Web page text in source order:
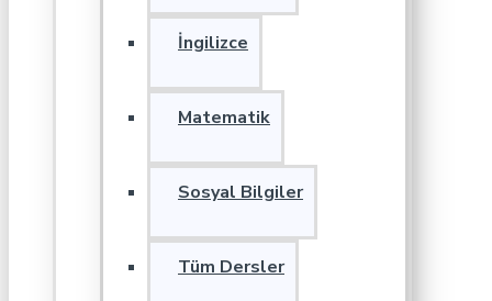
İngilizce
Matematik
Sosyal Bilgiler
Tüm Dersler